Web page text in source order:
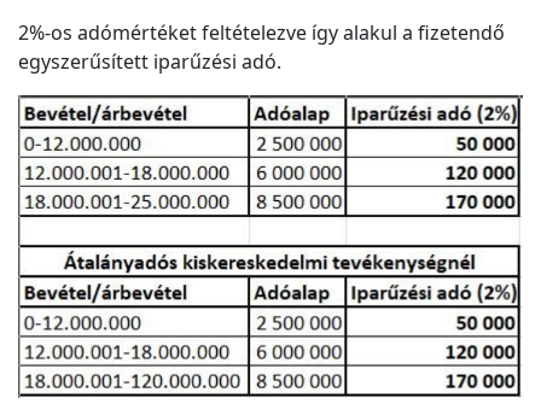
2%-os adómértéket feltételezve így alakul a fizetendő
egyszerűsített iparűzési adó.